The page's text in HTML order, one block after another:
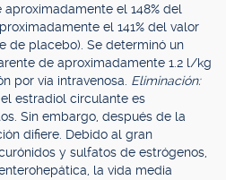
el 148% del
el 141% del valor
de placebo). Se determinó un
de aproximadamente 1.2 l/kg
por vía intravenosa. Eliminación:
estradiol circulante es
Sin embargo, después de la
difiere. Debido al gran
y sulfatos de estrógenos,
la vida media